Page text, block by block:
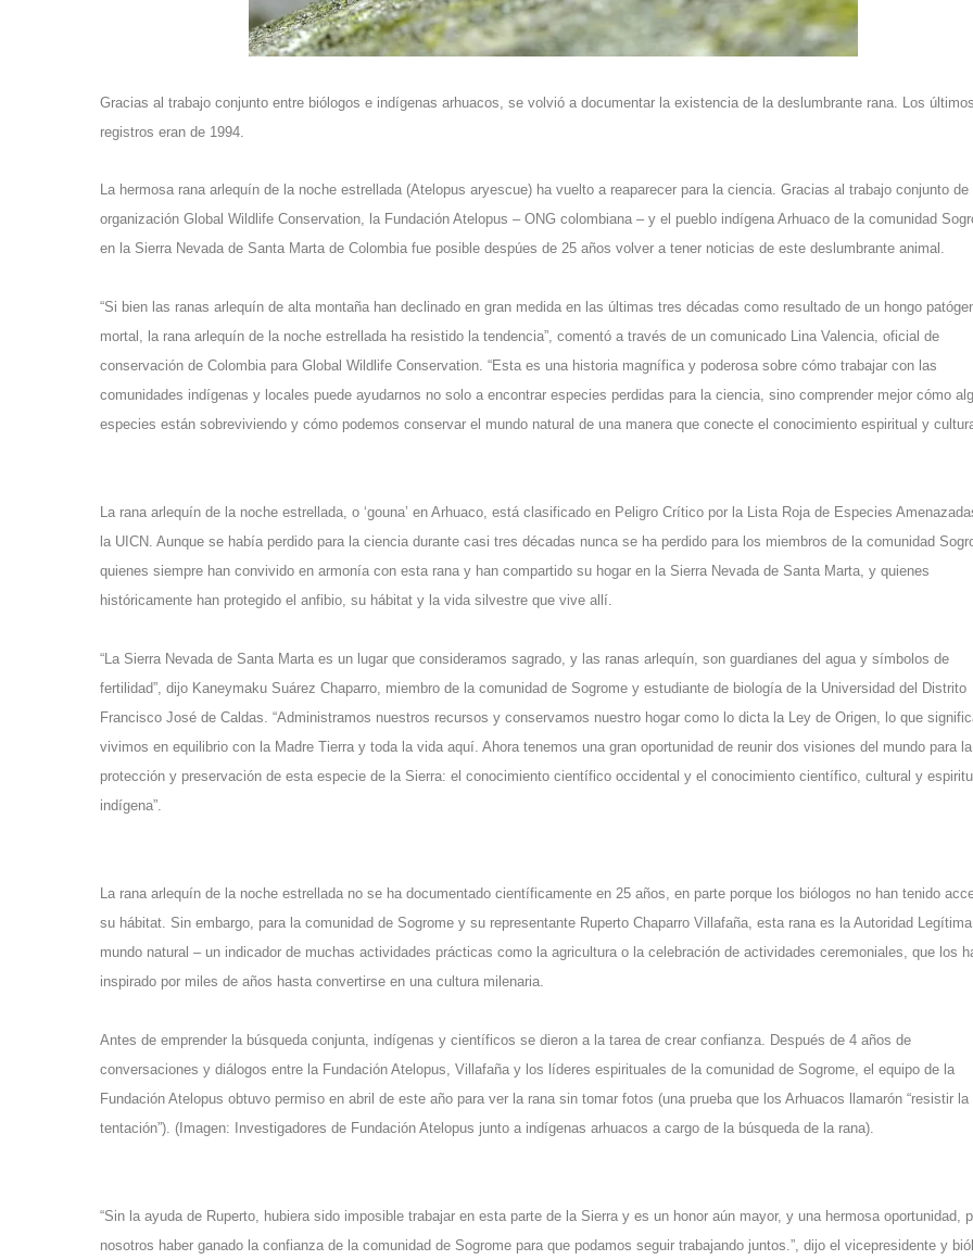
Gracias al trabajo conjunto entre biólogos e indígenas arhuacos, se volvió a documentar la existencia de la deslumbrante rana. Los últimos
registros eran de 1994.
La hermosa rana arlequín de la noche estrellada (Atelopus aryescue) ha vuelto a reaparecer para la ciencia. Gracias al trabajo conjunto de
organización Global Wildlife Conservation, la Fundación Atelopus – ONG colombiana – y el pueblo indígena Arhuaco de la comunidad
en la Sierra Nevada de Santa Marta de Colombia fue posible despúes de 25 años volver a tener noticias de este deslumbrante animal.
“Si bien las ranas arlequín de alta montaña han declinado en gran medida en las últimas tres décadas como resultado de un hongo
mortal, la rana arlequín de la noche estrellada ha resistido la tendencia”, comentó a través de un comunicado Lina Valencia, oficial de
conservación de Colombia para Global Wildlife Conservation. “Esta es una historia magnífica y poderosa sobre cómo trabajar con las
comunidades indígenas y locales puede ayudarnos no solo a encontrar especies perdidas para la ciencia, sino comprender mejor cómo
especies están sobreviviendo y cómo podemos conservar el mundo natural de una manera que conecte el conocimiento espiritual y
La rana arlequín de la noche estrellada, o ‘gouna’ en Arhuaco, está clasificado en Peligro Crítico por la Lista Roja de Especies
la UICN. Aunque se había perdido para la ciencia durante casi tres décadas nunca se ha perdido para los miembros de la comunidad
quienes siempre han convivido en armonía con esta rana y han compartido su hogar en la Sierra Nevada de Santa Marta, y quienes
históricamente han protegido el anfibio, su hábitat y la vida silvestre que vive allí.
“La Sierra Nevada de Santa Marta es un lugar que consideramos sagrado, y las ranas arlequín, son guardianes del agua y símbolos de
fertilidad”, dijo Kaneymaku Suárez Chaparro, miembro de la comunidad de Sogrome y estudiante de biología de la Universidad del Distrito
Francisco José de Caldas. “Administramos nuestros recursos y conservamos nuestro hogar como lo dicta la Ley de Origen, lo que
vivimos en equilibrio con la Madre Tierra y toda la vida aquí. Ahora tenemos una gran oportunidad de reunir dos visiones del mundo para la
protección y preservación de esta especie de la Sierra: el conocimiento científico occidental y el conocimiento científico, cultural y
indígena”.
La rana arlequín de la noche estrellada no se ha documentado científicamente en 25 años, en parte porque los biólogos no han tenido
su hábitat. Sin embargo, para la comunidad de Sogrome y su representante Ruperto Chaparro Villafaña, esta rana es la Autoridad Legítima
mundo natural – un indicador de muchas actividades prácticas como la agricultura o la celebración de actividades ceremoniales, que los
inspirado por miles de años hasta convertirse en una cultura milenaria.
Antes de emprender la búsqueda conjunta, indígenas y científicos se dieron a la tarea de crear confianza. Después de 4 años de
conversaciones y diálogos entre la Fundación Atelopus, Villafaña y los líderes espirituales de la comunidad de Sogrome, el equipo de la
Fundación Atelopus obtuvo permiso en abril de este año para ver la rana sin tomar fotos (una prueba que los Arhuacos llamarón “resistir la
tentación”). (Imagen: Investigadores de Fundación Atelopus junto a indígenas arhuacos a cargo de la búsqueda de la rana).
“Sin la ayuda de Ruperto, hubiera sido imposible trabajar en esta parte de la Sierra y es un honor aún mayor, y una hermosa oportunidad,
nosotros haber ganado la confianza de la comunidad de Sogrome para que podamos seguir trabajando juntos.”, dijo el vicepresidente y